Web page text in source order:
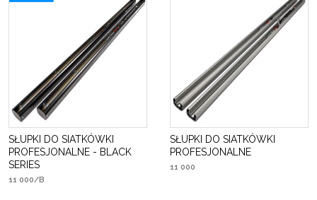
SŁUPKI DO SIATKÓWKI
PROFESJONALNE - BLACK
SERIES
11 000/B
SŁUPKI DO SIATKÓWKI
PROFESJONALNE
11 000